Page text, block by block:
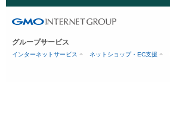
グループサービス
インターネットサービス ネットショップ・EC支援